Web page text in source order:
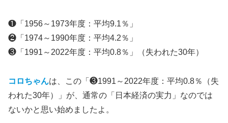
❶「1956～1973年度：平均9.1％」
❷「1974～1990年度：平均4.2％」
❸「1991～2022年度：平均0.8％」（失われた30年）
コロちゃんは、この「❸1991～2022年度：平均0.8％（失
われた30年）」が、通常の「日本経済の実力」なのでは
ないかと思い始めましたよ。